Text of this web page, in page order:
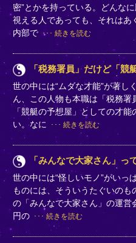
密”とかを持っている。どんな
視える人であっても、それは
内部で
続きを読む
「税務署員」だけど「競
世の中には“ムダな才能”が著し
ん、この人物も本職は「税務
「競艇の予想屋」としての才
い。なに
続きを読む
「みんなで大家さん」っ
世の中には“怪しいモノ”がいっ
ものには、そういうたぐいの
の「みんなで大家さん」の運
円の
続きを読む